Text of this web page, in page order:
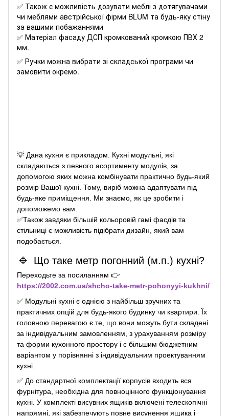
✅ Також є можливість дозувати меблі з дотягувачами
чи меблями австрійської фірми BLUM та будь-яку стіну
за вашими побажаннями
✅ Матеріал фасаду ДСП кромкований кромкою ПВХ 2
мм.
✅ Ручки можна вибрати зі складської програми чи
замовити окремо.
💡 Дана кухня є прикладом. Кухні модульні, які
складаються з певного асортименту модулів, за
допомогою яких можна комбінувати практично будь-який
розмір Вашої кухні. Тому, виріб можна адаптувати під
будь-яке приміщення. Ми знаємо, як це зробити і
допоможемо вам.
✅Також завдяки більшій кольоровій гамі фасдів та
стільниці є можливість підібрати дизайн, який вам
подобається.
🔹 Що таке метр погонний (м.п.) кухні?
Переходьте за посиланням 👉
https://2002.com.ua/shcho-take-metr-pohonyyi-kukhni/
✅ Модульні кухні є однією з найбільш зручних та
практичних опцій для будь-якого будинку чи квартири. Їх
головною перевагою є те, що вони можуть бути складені
за індивідуальним замовленням, з урахуванням розміру
та форми кухонного простору і є більшим бюджетним
варіантом у порівнянні з індивідуальним проектуванням
кухні.
✅ До стандартної комплектації корпусів входить вся
фурнітура, необхідна для повноцінного функціонування
кухні. У комплекті висувних ящиків включені телескопічні
напрямні, які забезпечують повне висунення ящика і